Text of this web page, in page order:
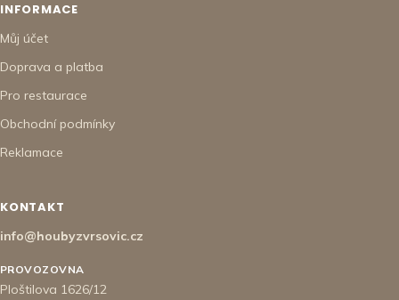
INFORMACE
Můj účet
Doprava a platba
Pro restaurace
Obchodní podmínky
Reklamace
KONTAKT
info@houbyzvrsovic.cz
PROVOZOVNA
Ploštilova 1626/12